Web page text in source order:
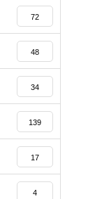
72
48
34
139
17
4